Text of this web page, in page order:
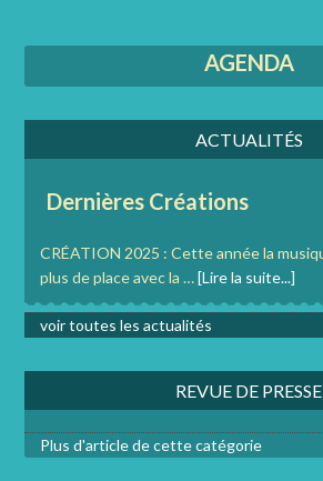
AGENDA
ACTUALITÉS
Dernières Créations
CRÉATION 2025 : Cette année la
plus de place avec la …[Lire la suite...]
voir toutes les actualités
REVUE DE PRESSE
Plus d'article de cette catégorie